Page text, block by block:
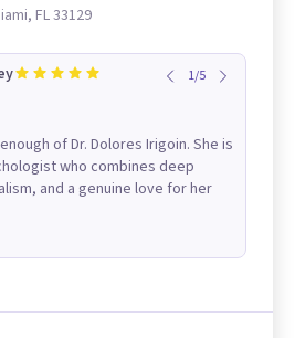
FL 33129
1/5
of Dr. Dolores Irigoin. She is
who combines deep
and a genuine love for her